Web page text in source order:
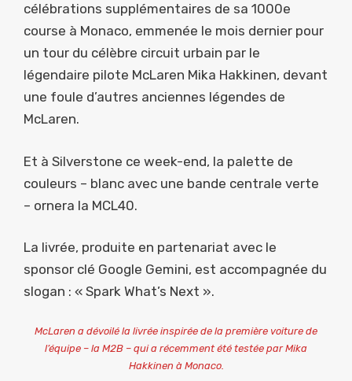
célébrations supplémentaires de sa 1000e
course à Monaco, emmenée le mois dernier pour
un tour du célèbre circuit urbain par le
légendaire pilote McLaren Mika Hakkinen, devant
une foule d’autres anciennes légendes de
McLaren.
Et à Silverstone ce week-end, la palette de
couleurs – blanc avec une bande centrale verte
– ornera la MCL40.
La livrée, produite en partenariat avec le
sponsor clé Google Gemini, est accompagnée du
slogan : « Spark What’s Next ».
McLaren a dévoilé la livrée inspirée de la première voiture de
l’équipe – la M2B – qui a récemment été testée par Mika
Hakkinen à Monaco.